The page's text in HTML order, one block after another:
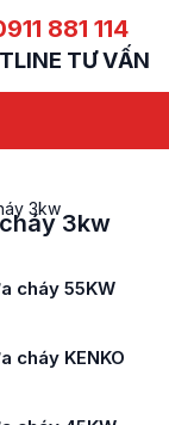
881 114
TƯ VẤN
3kw
3kw
cháy 55KW
cháy KENKO